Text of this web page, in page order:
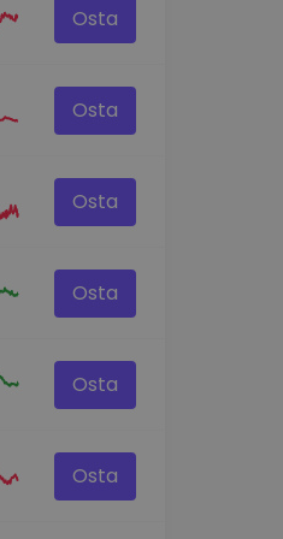
Osta
Osta
Osta
Osta
Osta
Osta